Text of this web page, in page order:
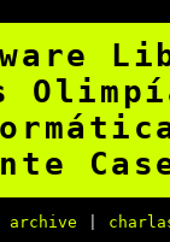
archive